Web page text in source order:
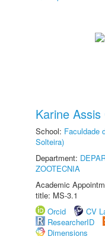
Karine
School: Faculdade
Solteira)
Department:
ZOOTECNIA
Academic
title: MS-3.1
Orcid
CV
ResearcherID
Dimensions